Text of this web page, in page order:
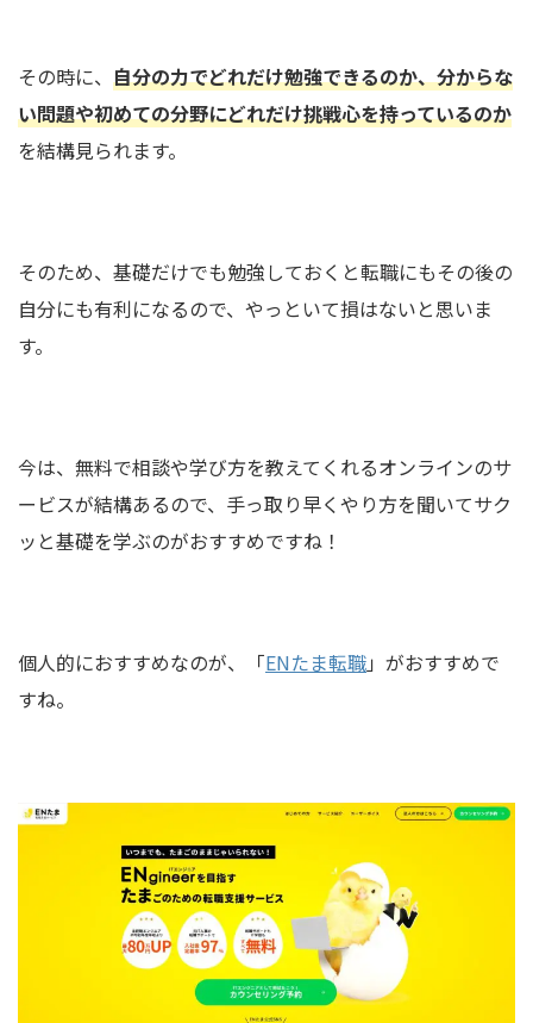
その時に、 自分の力でどれだけ勉強できるのか、分からな
い問題や初めての分野にどれだけ挑戦心を持っているのか
を結構見られます。
そのため、基礎だけでも勉強しておくと転職にもその後の
自分にも有利になるので、やっといて損はないと思いま
す。
今は、無料で相談や学び方を教えてくれるオンラインのサ
ービスが結構あるので、手っ取り早くやり方を聞いてサク
ッと基礎を学ぶのがおすすめですね！
個人的におすすめなのが、「ENたま転職」がおすすめで
すね。